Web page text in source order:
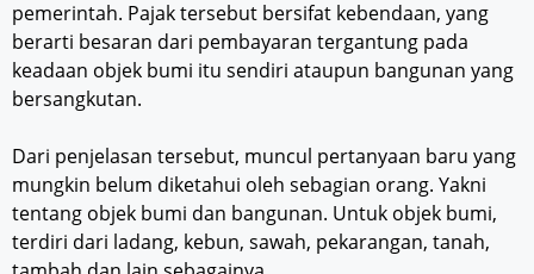
pemerintah. Pajak tersebut bersifat kebendaan, yang
berarti besaran dari pembayaran tergantung pada
keadaan objek bumi itu sendiri ataupun bangunan yang
bersangkutan.
Dari penjelasan tersebut, muncul pertanyaan baru yang
mungkin belum diketahui oleh sebagian orang. Yakni
tentang objek bumi dan bangunan. Untuk objek bumi,
terdiri dari ladang, kebun, sawah, pekarangan, tanah,